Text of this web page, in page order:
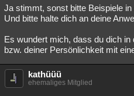
Ja stimmt, sonst bitte Beispiele
Und bitte halte dich an deine
Es wundert mich, dass du dich
bzw. deiner Persönlichkeit mit
kathüüü
ehemaliges Mitglied